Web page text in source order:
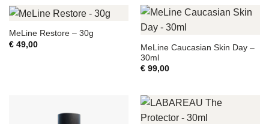
MeLine Restore – 30g
€49,00
MeLine Caucasian Skin Day –
30ml
€99,00